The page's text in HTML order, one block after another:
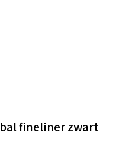
fineliner zwart